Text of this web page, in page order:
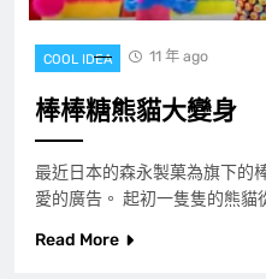
COOL IDEA 11 年 ago
棒棒糖熊貓大變身
最近日本的森永製菓為旗下的
愛的廣告。 起初一隻隻的熊貓
Read More